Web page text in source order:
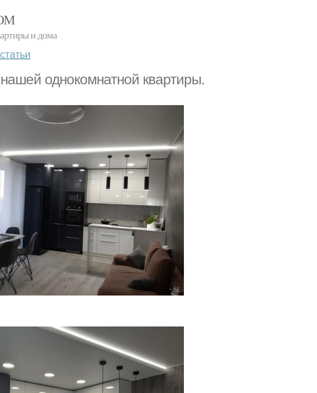
и дома
статьи
однокомнатной квартиры.